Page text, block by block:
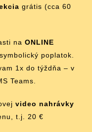
grátis (cca 60
na ONLINE
poplatok.
1x do týždňa – v
Teams.
video nahrávky
t.j. 20 €